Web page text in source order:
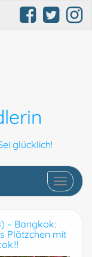
glücklich!
Schalte
– Bangkok:
Plätzchen mit